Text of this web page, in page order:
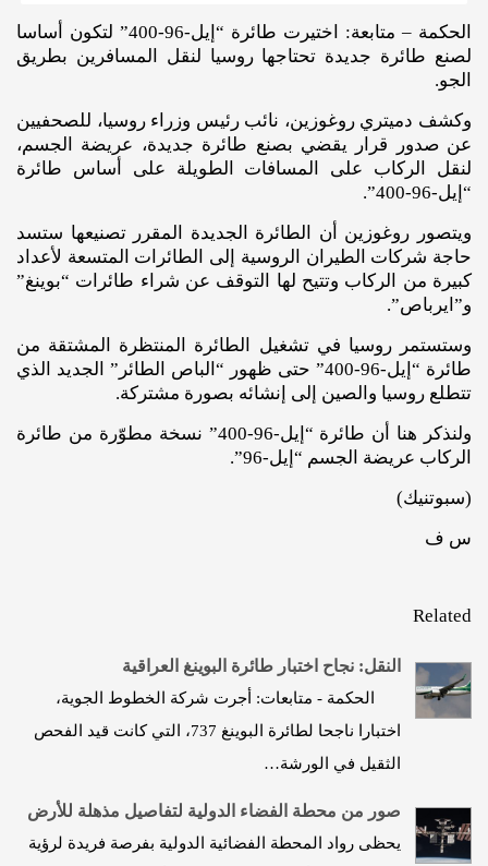
الحكمة – متابعة: اختيرت طائرة “إيل-96-400” لتكون أساسا
لصنع طائرة جديدة تحتاجها روسيا لنقل المسافرين بطريق
الجو.
وكشف دميتري روغوزين، نائب رئيس وزراء روسيا، للصحفيين
عن صدور قرار يقضي بصنع طائرة جديدة، عريضة الجسم،
لنقل الركاب على المسافات الطويلة على أساس طائرة
“إيل-96-400”.
ويتصور روغوزين أن الطائرة الجديدة المقرر تصنيعها ستسد
حاجة شركات الطيران الروسية إلى الطائرات المتسعة لأعداد
كبيرة من الركاب وتتيح لها التوقف عن شراء طائرات “بوينغ”
و”ايرباص”.
وستستمر روسيا في تشغيل الطائرة المنتظرة المشتقة من
طائرة “إيل-96-400” حتى ظهور “الباص الطائر” الجديد الذي
تتطلع روسيا والصين إلى إنشائه بصورة مشتركة.
ولنذكر هنا أن طائرة “إيل-96-400” نسخة مطوّرة من طائرة
الركاب عريضة الجسم “إيل-96”.
(سبوتنيك)
س ف
Related
النقل: نجاح اختبار طائرة البوينغ العراقية
الحكمة - متابعات: أجرت شركة الخطوط الجوية،
اختبارا ناجحا لطائرة البوينغ 737، التي كانت قيد الفحص
الثقيل في الورشة…
صور من محطة الفضاء الدولية لتفاصيل مذهلة للأرض
يحظى رواد المحطة الفضائية الدولية بفرصة فريدة لرؤية